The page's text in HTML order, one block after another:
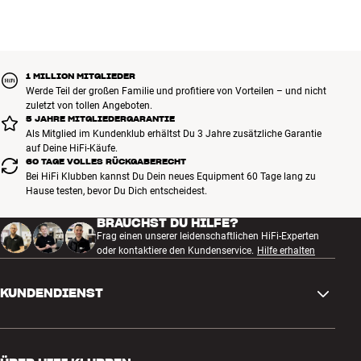
1 MILLION MITGLIEDER
Werde Teil der großen Familie und profitiere von Vorteilen – und nicht
zuletzt von tollen Angeboten.
5 JAHRE MITGLIEDERGARANTIE
Als Mitglied im Kundenklub erhältst Du 3 Jahre zusätzliche Garantie
auf Deine HiFi-Käufe.
60 TAGE VOLLES RÜCKGABERECHT
Bei HiFi Klubben kannst Du Dein neues Equipment 60 Tage lang zu
Hause testen, bevor Du Dich entscheidest.
BRAUCHST DU HILFE?
Frag einen unserer leidenschaftlichen HiFi-Experten
oder kontaktiere den Kundenservice. Hilfe erhalten
KUNDENDIENST